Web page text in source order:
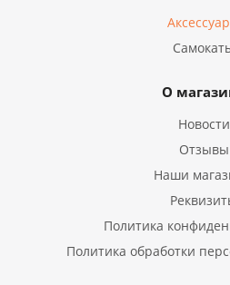
О
Новости
Отзывы
Наши
Политика
Политика обработки